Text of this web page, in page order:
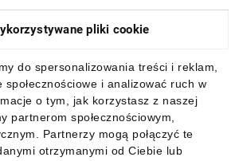
pliki cookie
do spersonalizowania treści i reklam,
i analizować ruch w
o tym, jak korzystasz z naszej
partnerom społecznościowym,
Partnerzy mogą połączyć te
otrzymanymi od Ciebie lub
naszą aplikację mobilną: